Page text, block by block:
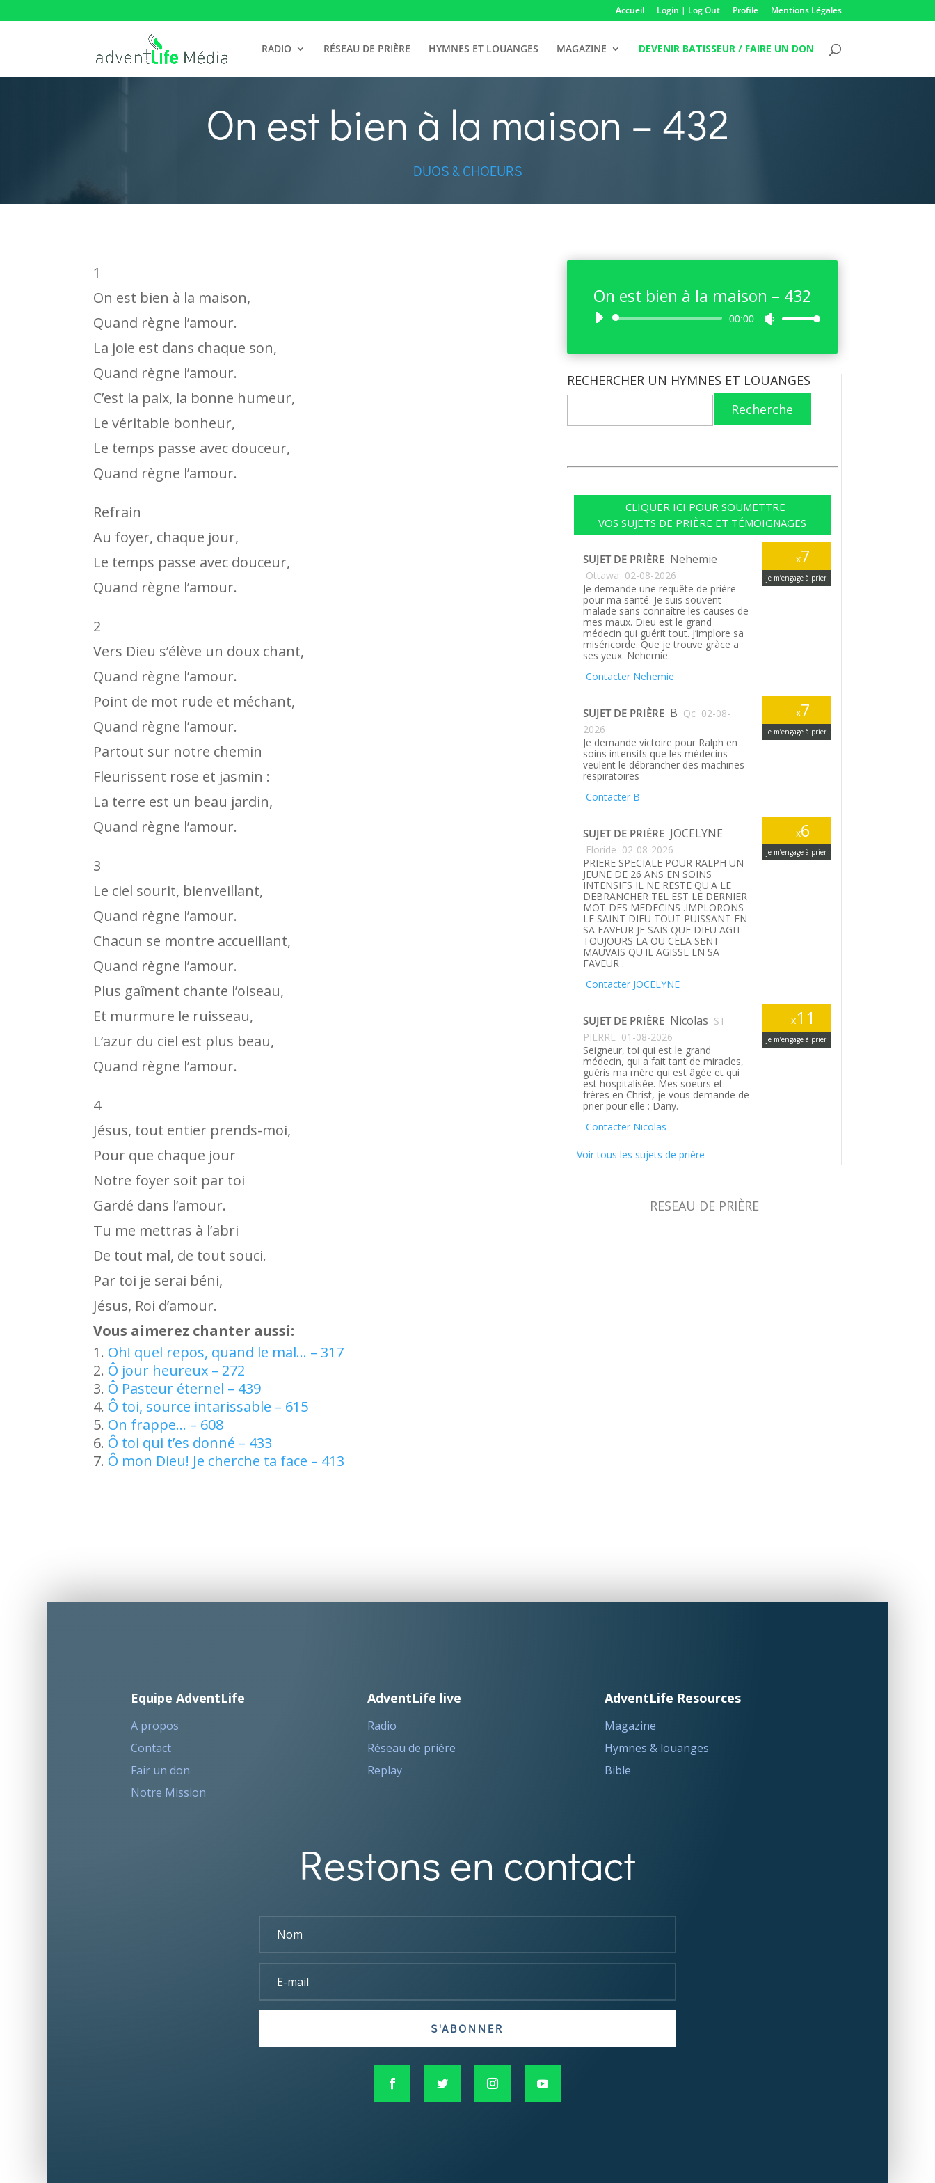
Accueil Login | Log Out Profile Mentions Légales
RADIO RÉSEAU DE PRIÈRE HYMNES ET LOUANGES MAGAZINE DEVENIR BATISSEUR / FAIRE UN DON
On est bien à la maison – 432
DUOS & CHOEURS
1
On est bien à la maison,
Quand règne l’amour.
La joie est dans chaque son,
Quand règne l’amour.
C’est la paix, la bonne humeur,
Le véritable bonheur,
Le temps passe avec douceur,
Quand règne l’amour.
Refrain
Au foyer, chaque jour,
Le temps passe avec douceur,
Quand règne l’amour.
2
Vers Dieu s’élève un doux chant,
Quand règne l’amour.
Point de mot rude et méchant,
Quand règne l’amour.
Partout sur notre chemin
Fleurissent rose et jasmin :
La terre est un beau jardin,
Quand règne l’amour.
3
Le ciel sourit, bienveillant,
Quand règne l’amour.
Chacun se montre accueillant,
Quand règne l’amour.
Plus gaîment chante l’oiseau,
Et murmure le ruisseau,
L’azur du ciel est plus beau,
Quand règne l’amour.
4
Jésus, tout entier prends-moi,
Pour que chaque jour
Notre foyer soit par toi
Gardé dans l’amour.
Tu me mettras à l’abri
De tout mal, de tout souci.
Par toi je serai béni,
Jésus, Roi d’amour.
Vous aimerez chanter aussi:
Oh! quel repos, quand le mal… – 317
Ô jour heureux – 272
Ô Pasteur éternel – 439
Ô toi, source intarissable – 615
On frappe… – 608
Ô toi qui t’es donné – 433
Ô mon Dieu! Je cherche ta face – 413
On est bien à la maison – 432
Lecteur00:00
Utilisez
pour
ou
RECHERCHER UN HYMNES ET LOUANGES
Recherche
CLIQUER ICI POUR SOUMETTRE
VOS SUJETS DE PRIÈRE ET TÉMOIGNAGES
x7
je m’engage à prier
SUJET DE PRIÈRE Nehemie
Ottawa 02-08-2026
Je demande une requête de prière
pour ma santé. Je suis souvent
malade sans connaître les causes de
mes maux. Dieu est le grand
médecin qui guérit tout. J’implore sa
miséricorde. Que je trouve gràce a
ses yeux. Nehemie
Contacter Nehemie
x7
je m’engage à prier
SUJET DE PRIÈRE B Qc 02-08-
2026
Je demande victoire pour Ralph en
soins intensifs que les médecins
veulent le débrancher des machines
respiratoires
Contacter B
x6
je m’engage à prier
SUJET DE PRIÈRE JOCELYNE
Floride 02-08-2026
PRIERE SPECIALE POUR RALPH UN
JEUNE DE 26 ANS EN SOINS
INTENSIFS IL NE RESTE QU'A LE
DEBRANCHER TEL EST LE DERNIER
MOT DES MEDECINS .IMPLORONS
LE SAINT DIEU TOUT PUISSANT EN
SA FAVEUR JE SAIS QUE DIEU AGIT
TOUJOURS LA OU CELA SENT
MAUVAIS QU'IL AGISSE EN SA
FAVEUR .
Contacter JOCELYNE
x11
je m’engage à prier
SUJET DE PRIÈRE Nicolas ST
PIERRE 01-08-2026
Seigneur, toi qui est le grand
médecin, qui a fait tant de miracles,
guéris ma mère qui est âgée et qui
est hospitalisée. Mes soeurs et
frères en Christ, je vous demande de
prier pour elle : Dany.
Contacter Nicolas
Voir tous les sujets de prière
RESEAU DE PRIÈRE
Equipe AdventLife
A propos
Contact
Fair un don
Notre Mission
AdventLife live
Radio
Réseau de prière
Replay
AdventLife Resources
Magazine
Hymnes & louanges
Bible
Restons en contact
S'ABONNER